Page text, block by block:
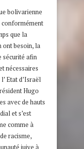
bolivarienne
conformément
que la
ont besoin, la
sécurité afin
nécessaires
Etat d’Israël
Hugo
avec de hauts
et s’est
comme à
racisme,